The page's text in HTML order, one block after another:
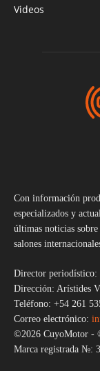
Videos
Con información
especializados y
últimas noticias sobre
salones
Director periodístico:
Dirección: Arístides
Teléfono: +54 261
Correo electrónico:
©2026 CuyoMotor -
Marca registrada №: